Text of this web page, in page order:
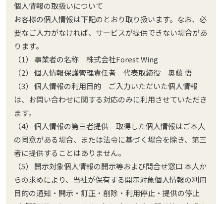
個人情報の取扱いについて
お客様の個人情報は下記のとおり取り扱います。なお、必
要なご入力がなければ、サービスが提供できない場合があ
ります。
（1） 事業者の名称 株式会社Forest Wing
（2） 個人情報保護管理責任者 代表取締役 奥藤 悟
（3） 個人情報の利用目的 ご入力いただいた個人情報
は、お問い合わせに関する対応のみに利用させていただき
ます。
（4） 個人情報の第三者提供 取得した個人情報はご本人
の同意がある場合、または法令に基づく場合を除き、第三
者に提供することはありません。
（5） 開示対象個人情報の開示等および問合せ窓口 本人か
らの求めにより、当社が保有する開示対象個人情報の利用
目的の通知・開示・訂正・削除・利用停止・提供の停止